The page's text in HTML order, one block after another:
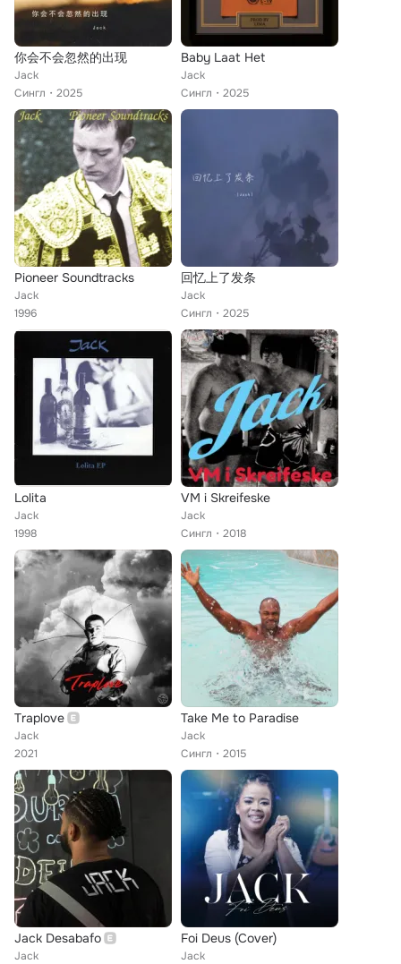
你会不会忽然的出现
Jack
Сингл
2025
Baby Laat Het
Jack
Сингл
2025
Pioneer Soundtracks
Jack
1996
回忆上了发条
Jack
Сингл
2025
Lolita
Jack
1998
VM i Skreifeske
Jack
Сингл
2018
Traplove
Jack
2021
Take Me to Paradise
Jack
Сингл
2015
Jack Desabafo
Jack
Foi Deus (Cover)
Jack